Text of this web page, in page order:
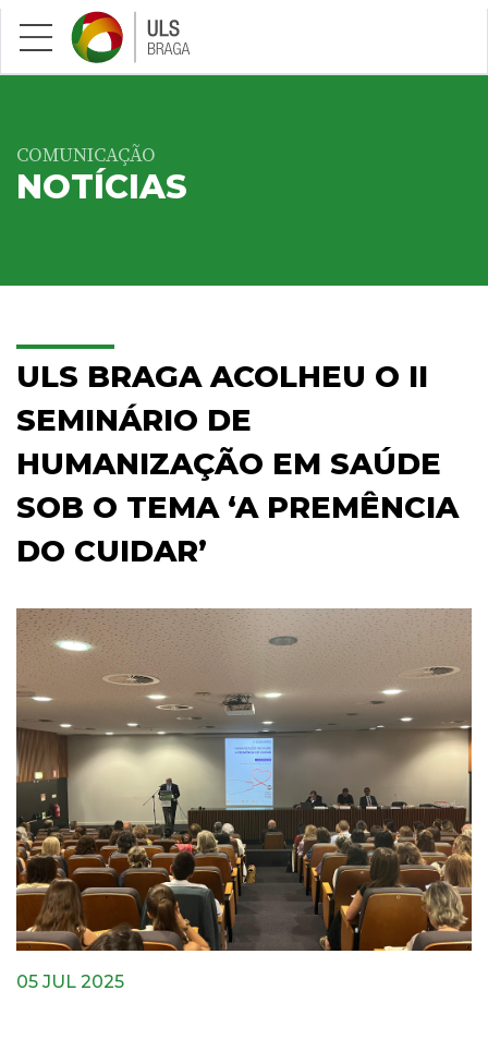
Saltar para conteúdo principal
COMUNICAÇÃO
NOTÍCIAS
ULS BRAGA ACOLHEU O II
SEMINÁRIO DE
HUMANIZAÇÃO EM SAÚDE
SOB O TEMA ‘A PREMÊNCIA
DO CUIDAR’
05 JUL 2025